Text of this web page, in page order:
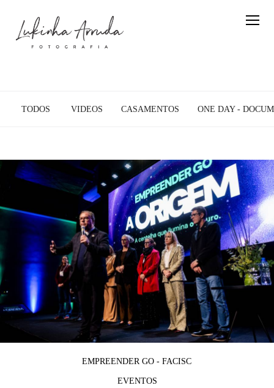
TODOS VIDEOS CASAMENTOS ONE DAY -
EMPREENDER GO - FACISC
EVENTOS